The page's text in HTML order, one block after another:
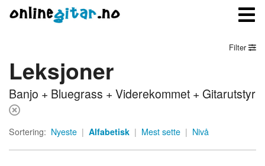
Meny
Logg inn
Bli medlem
Filter
Leksjoner
Banjo + Bluegrass + Viderekommet + Gitarutstyr
Sortering: Nyeste | Alfabetisk | Mest sette | Nivå